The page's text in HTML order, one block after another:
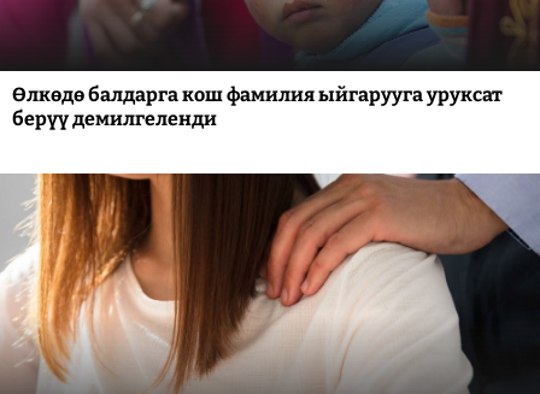
Өлкөдө балдарга кош фамилия ыйгарууга уруксат
берүү демилгеленди